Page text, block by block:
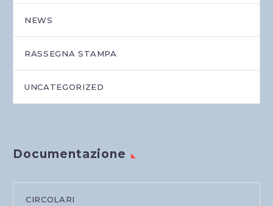
NEWS
RASSEGNA STAMPA
UNCATEGORIZED
Documentazione
CIRCOLARI